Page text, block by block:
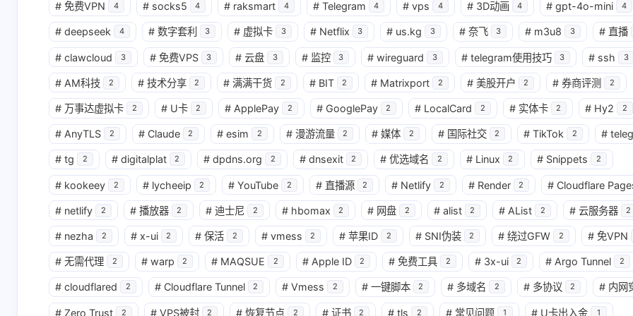
# 免费VPN 4 # socks5 4 # raksmart 4 # Telegram 4 # vps 4 # 3D动画 4 # gpt-4o-mini 4
# deepseek 4 # 数字套利 3 # 虚拟卡 3 # Netflix 3 # us.kg 3 # 奈飞 3 # m3u8 3 # 直播
# clawcloud 3 # 免费VPS 3 # 云盘 3 # 监控 3 # wireguard 3 # telegram使用技巧 3 # ssh 3
# AM科技 2 # 技术分享 2 # 满满干货 2 # BIT 2 # Matrixport 2 # 美股开户 2 # 券商评测 2
# 万事达虚拟卡 2 # U卡 2 # ApplePay 2 # GooglePay 2 # LocalCard 2 # 实体卡 2 # Hy2 2
# AnyTLS 2 # Claude 2 # esim 2 # 漫游流量 2 # 媒体 2 # 国际社交 2 # TikTok 2 #
# tg 2 # digitalplat 2 # dpdns.org 2 # dnsexit 2 # 优选域名 2 # Linux 2 # Snippets 2
# kookeey 2 # lycheeip 2 # YouTube 2 # 直播源 2 # Netlify 2 # Render 2 # Cloudflare
# netlify 2 # 播放器 2 # 迪士尼 2 # hbomax 2 # 网盘 2 # alist 2 # AList 2 # 云服务器 2
# nezha 2 # x-ui 2 # 保活 2 # vmess 2 # 苹果ID 2 # SNI伪装 2 # 绕过GFW 2 # 免VPN
# 无需代理 2 # warp 2 # MAQSUE 2 # Apple ID 2 # 免费工具 2 # 3x-ui 2 # Argo Tunnel 2
# cloudflared 2 # Cloudflare Tunnel 2 # Vmess 2 # 一键脚本 2 # 多域名 2 # 多协议 2 # 内网
# Zero Trust 2 # VPS被封 2 # 恢复节点 2 # 证书 2 # tls 2 # 常见问题 1 # U卡出入金 1